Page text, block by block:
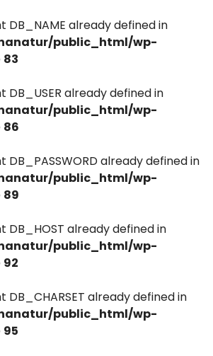
DB_NAME already defined in
public_html/wp-
83
DB_USER already defined in
public_html/wp-
86
DB_PASSWORD already defined in
public_html/wp-
89
DB_HOST already defined in
public_html/wp-
92
DB_CHARSET already defined in
public_html/wp-
95